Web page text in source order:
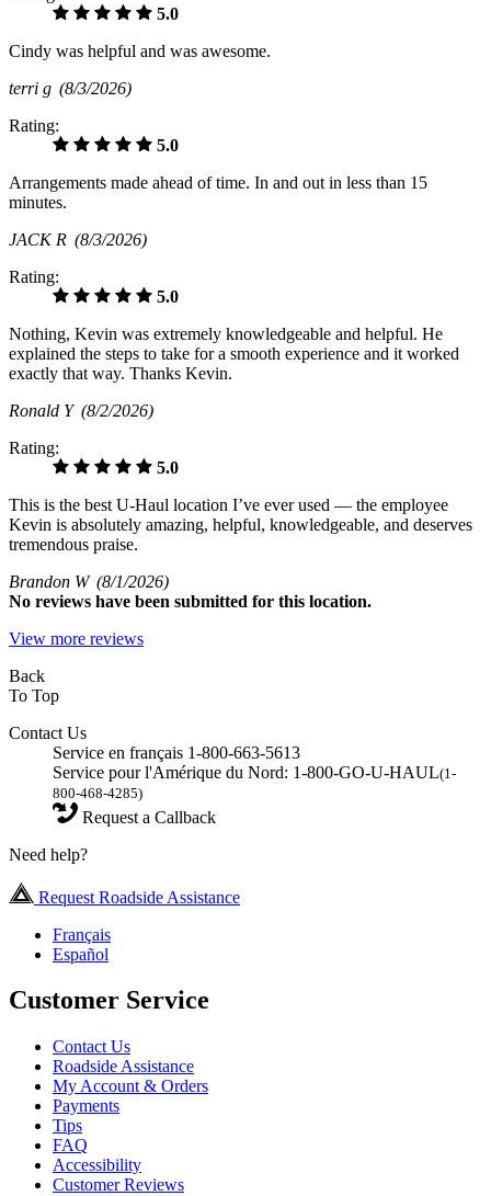
5.0
Cindy was helpful and was awesome.
terri g (8/3/2026)
Rating:
5.0
Arrangements made ahead of time. In and out in less than 15
minutes.
JACK R (8/3/2026)
Rating:
5.0
Nothing, Kevin was extremely knowledgeable and helpful. He
explained the steps to take for a smooth experience and it worked
exactly that way. Thanks Kevin.
Ronald Y (8/2/2026)
Rating:
5.0
This is the best U-Haul location I’ve ever used — the employee
Kevin is absolutely amazing, helpful, knowledgeable, and deserves
tremendous praise.
Brandon W (8/1/2026)
No reviews have been submitted for this location.
View more reviews
Back
To Top
Contact Us
Service en français 1-800-663-5613
Service pour l'Amérique du Nord: 1-800-GO-U-HAUL(1-
800-468-4285)
Request a Callback
Need help?
Request Roadside Assistance
Français
Español
Customer Service
Contact Us
Roadside Assistance
My Account & Orders
Payments
Tips
FAQ
Accessibility
Customer Reviews